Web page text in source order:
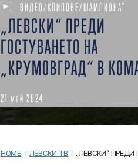
ВИДЕО/КЛИПОВЕ/ШАМПИОНАТ
„ЛЕВСКИ“ ПРЕДИ
ГОСТУВАНЕТО НА
„КРУМОВГРАД“ В
21 май 2024
HOME / ЛЕВСКИ ТВ / „ЛЕВСКИ“